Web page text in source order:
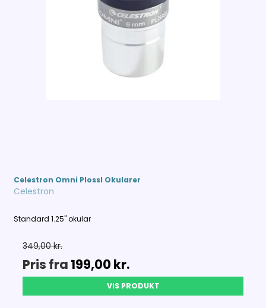
Celestron Omni Plossl Okularer
Celestron
Standard 1.25" okular
349,00 kr.
Pris fra 199,00 kr.
VIS PRODUKT